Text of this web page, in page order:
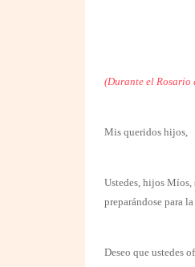
(Durante el
Mis queridos hijos,
Ustedes, hijos
preparándose para
Deseo que ustedes